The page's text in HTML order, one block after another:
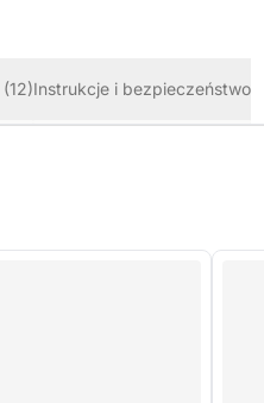
(12)Instrukcje i bezpieczeństwo